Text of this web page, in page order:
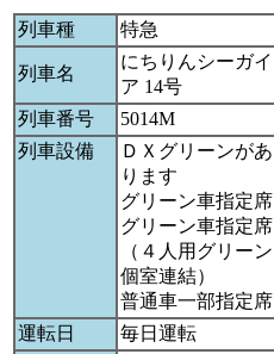
列車種 特急
列車名
にちりんシーガイ
ア 14号
列車番号
5014M
列車設備
ＤＸグリーンがあ
ります
グリーン車指定席
グリーン車指定席
（４人用グリーン
個室連結）
普通車一部指定席
運転日
毎日運転